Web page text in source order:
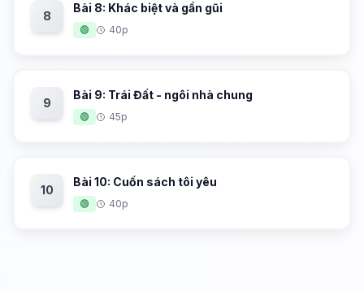
8
Bài 8: Khác biệt và gần gũi
🟢 40p
9
Bài 9: Trái Đất - ngôi nhà chung
🟢 45p
10
Bài 10: Cuốn sách tôi yêu
🟢 40p